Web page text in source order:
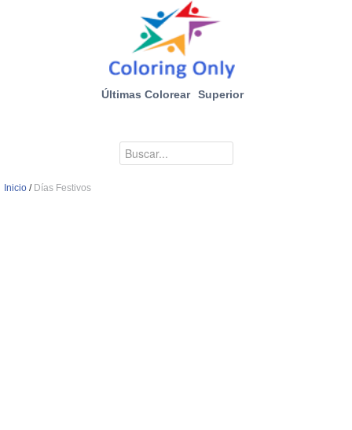
Últimas Colorear Superior
Inicio / Días Festivos